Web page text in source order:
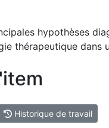
hypothèses
thérapeutique dans
Historique de travail